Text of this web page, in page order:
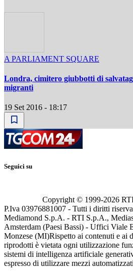
A PARLIAMENT SQUARE
Londra, cimitero giubbotti di
migranti
19 Set 2016 - 18:17
Seguici su
Copyright © 1999-2026
P.Iva 03976881007 - Tutti i diritti
Mediamond S.p.A. - RTI S.p.A.,
Amsterdam (Paesi Bassi) - Uffici Viale
Monzese (MI)Rispetto ai contenuti e ai
riprodotti è vietata ogni utilizzazione
sistemi di intelligenza artificiale
espresso di utilizzare mezzi